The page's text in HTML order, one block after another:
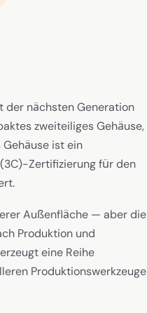
der nächsten Generation
zweiteiliges Gehäuse,
ist ein
Zertifizierung für den
Außenfläche — aber die
Produktion und
eine Reihe
Produktionswerkzeuge